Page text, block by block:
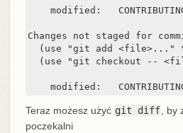
modified:
Changes not staged for
(use "git add <file>..."
(use "git checkout --
modified:
Teraz możesz użyć git diff ,
poczekalni